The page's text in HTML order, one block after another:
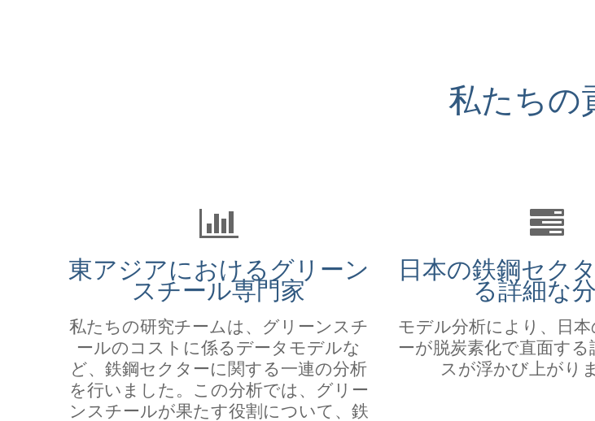
私たちの
東アジアにおけるグリーン
スチール専門家
私たちの研究チームは、グリーンスチ
ールのコストに係るデータモデルな
ど、鉄鋼セクターに関する一連の分析
を行いました。この分析では、グリー
ンスチールが果たす役割について、鉄
日本の鉄鋼セク
る詳細な
モデル分析により、日本
ーが脱炭素化で直面する
スが浮かび上がり